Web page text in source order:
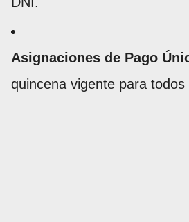
Asignaciones de Pago
quincena vigente para